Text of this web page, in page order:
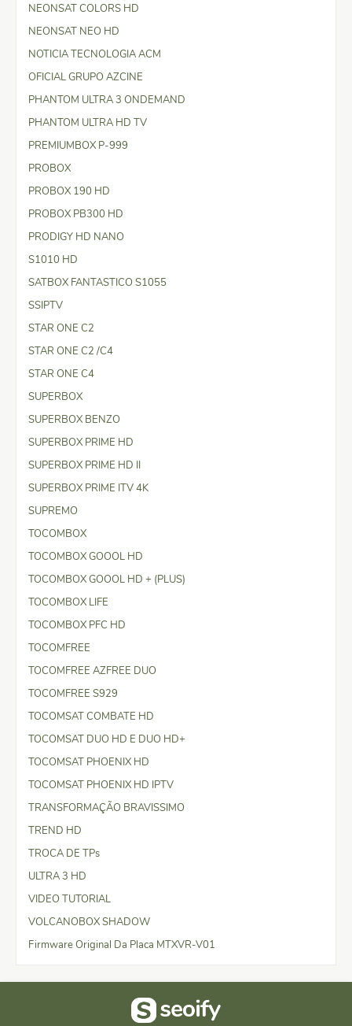
NEONSAT COLORS HD
NEONSAT NEO HD
NOTICIA TECNOLOGIA ACM
OFICIAL GRUPO AZCINE
PHANTOM ULTRA 3 ONDEMAND
PHANTOM ULTRA HD TV
PREMIUMBOX P-999
PROBOX
PROBOX 190 HD
PROBOX PB300 HD
PRODIGY HD NANO
S1010 HD
SATBOX FANTASTICO S1055
SSIPTV
STAR ONE C2
STAR ONE C2 /C4
STAR ONE C4
SUPERBOX
SUPERBOX BENZO
SUPERBOX PRIME HD
SUPERBOX PRIME HD II
SUPERBOX PRIME ITV 4K
SUPREMO
TOCOMBOX
TOCOMBOX GOOOL HD
TOCOMBOX GOOOL HD + (PLUS)
TOCOMBOX LIFE
TOCOMBOX PFC HD
TOCOMFREE
TOCOMFREE AZFREE DUO
TOCOMFREE S929
TOCOMSAT COMBATE HD
TOCOMSAT DUO HD E DUO HD+
TOCOMSAT PHOENIX HD
TOCOMSAT PHOENIX HD IPTV
TRANSFORMAÇÃO BRAVISSIMO
TREND HD
TROCA DE TPs
ULTRA 3 HD
VIDEO TUTORIAL
VOLCANOBOX SHADOW
Firmware Original Da Placa MTXVR-V01